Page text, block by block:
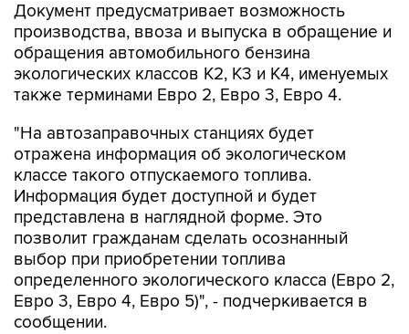
Документ предусматривает возможность
производства, ввоза и выпуска в обращение и
обращения автомобильного бензина
экологических классов К2, К3 и К4, именуемых
также терминами Евро 2, Евро 3, Евро 4.
"На автозаправочных станциях будет
отражена информация об экологическом
классе такого отпускаемого топлива.
Информация будет доступной и будет
представлена в наглядной форме. Это
позволит гражданам сделать осознанный
выбор при приобретении топлива
определенного экологического класса (Евро 2,
Евро 3, Евро 4, Евро 5)", - подчеркивается в
сообщении.